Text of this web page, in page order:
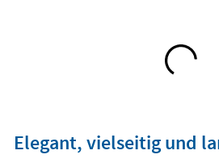
Elegant, vielseitig und